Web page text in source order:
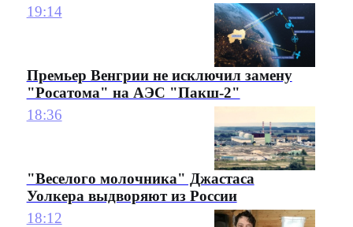
19:14
Премьер Венгрии не исключил замену
"Росатома" на АЭС "Пакш-2"
18:36
"Веселого молочника" Джастаса
Уолкера выдворяют из России
18:12